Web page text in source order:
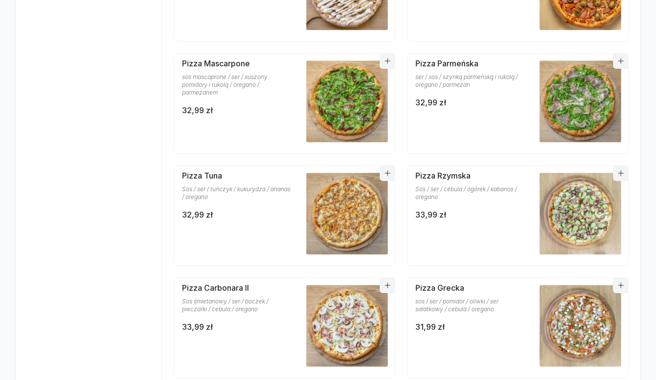
Pizza Mascarpone
sos mascaprone / ser / suszony
pomidory i rukolą / oregano /
parmezanem
32,99 zł
Pizza Parmeńska
ser / sos / szynką parmeńską i rukolą /
oregano / parmezan
32,99 zł
Pizza Tuna
Sos / ser / tuńczyk / kukurydza / ananas
/ oregano
32,99 zł
Pizza Rzymska
Sos / ser / cebula / ogórek / kabanos /
oregano
33,99 zł
Pizza Carbonara II
Sos śmietanowy / ser / boczek /
pieczarki / cebula / oregano
33,99 zł
Pizza Grecka
sos / ser / pomidor / oliwki / ser
salatkowy / cebula / oregano
31,99 zł